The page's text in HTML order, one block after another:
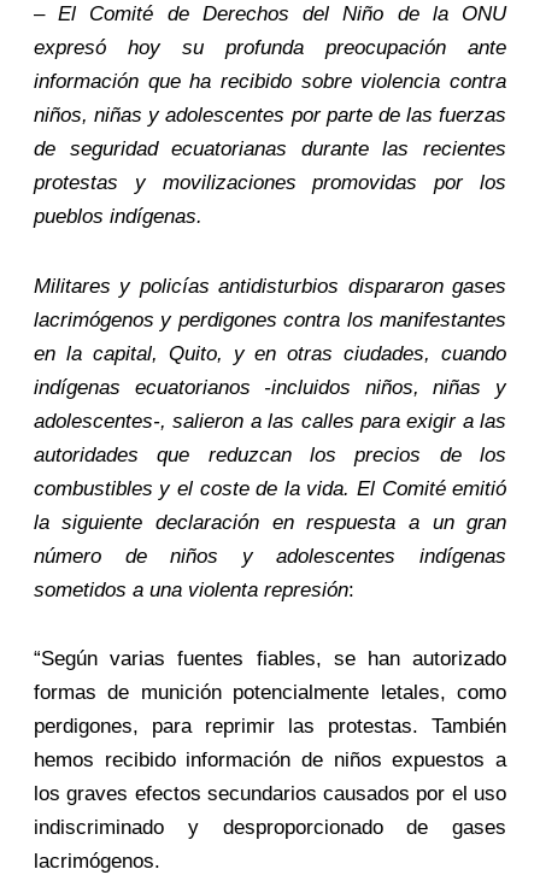
–El Comité de Derechos del Niño de la ONU
expresó hoy su profunda preocupación ante
información que ha recibido sobre violencia contra
niños, niñas y adolescentes por parte de las fuerzas
de seguridad ecuatorianas durante las recientes
protestas y movilizaciones promovidas por los
pueblos indígenas.
Militares y policías antidisturbios dispararon gases
lacrimógenos y perdigones contra los manifestantes
en la capital, Quito, y en otras ciudades, cuando
indígenas ecuatorianos -incluidos niños, niñas y
adolescentes-, salieron a las calles para exigir a las
autoridades que reduzcan los precios de los
combustibles y el coste de la vida. El Comité emitió
la siguiente declaración en respuesta a un gran
número de niños y adolescentes indígenas
sometidos a una violenta represión:
“Según varias fuentes fiables, se han autorizado
formas de munición potencialmente letales, como
perdigones, para reprimir las protestas. También
hemos recibido información de niños expuestos a
los graves efectos secundarios causados por el uso
indiscriminado y desproporcionado de gases
lacrimógenos.